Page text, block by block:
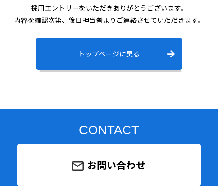
採用エントリーをいただきありがとうございます。
内容を確認次第、後日担当者よりご連絡させていただきます。
トップページに戻る
CONTACT
お問い合わせ